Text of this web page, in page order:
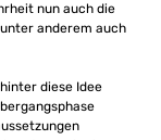
nun auch die
anderem auch
diese Idee